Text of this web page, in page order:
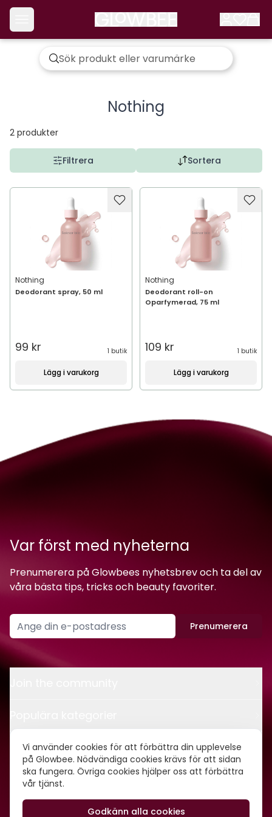
Vi använder cookies för att förbättra din upplevelse
på Glowbee. Nödvändiga cookies krävs för att sidan
ska fungera. Övriga cookies hjälper oss att förbättra
vår tjänst.
Godkänn alla cookies
Nothing
2 produkter
Filtrera Sortera
Nothing
Deodorant spray, 50 ml
99 kr 1 butik
Lägg i varukorg
Nothing
Deodorant roll-on
Oparfymerad, 75 ml
109 kr 1 butik
Lägg i varukorg
Var först med nyheterna
Prenumerera på Glowbees nyhetsbrev och ta del av
våra bästa tips, tricks och beauty favoriter.
Prenumerera
Kontakt
Om oss